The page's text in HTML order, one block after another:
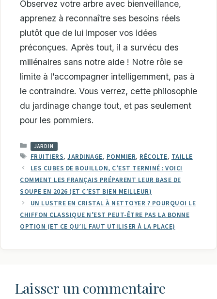
Observez votre arbre avec bienveillance,
apprenez à reconnaître ses besoins réels
plutôt que de lui imposer vos idées
préconçues. Après tout, il a survécu des
millénaires sans notre aide ! Notre rôle se
limite à l’accompagner intelligemment, pas à
le contraindre. Vous verrez, cette philosophie
du jardinage change tout, et pas seulement
pour les pommiers.
CATÉGORIES
JARDIN
ÉTIQUETTES
FRUITIERS,JARDINAGE, POMMIER, RÉCOLTE, TAILLE
LES CUBES DE BOUILLON, C’EST TERMINÉ : VOICI
COMMENT LES FRANÇAIS PRÉPARENT LEUR BASE DE
SOUPE EN 2026 (ET C’EST BIEN MEILLEUR)
UN LUSTRE EN CRISTAL À NETTOYER ? POURQUOI LE
CHIFFON CLASSIQUE N’EST PEUT-ÊTRE PAS LA BONNE
OPTION (ET CE QU’IL FAUT UTILISER À LA PLACE)
Laisser un commentaire